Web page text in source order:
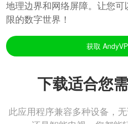
地理边界和网络屏障。让您
限的数字世界！
获取
下载适合您
此应用程序兼容多种设备，